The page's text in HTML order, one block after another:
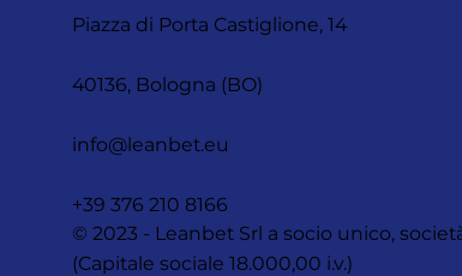
Piazza di Porta Castiglione, 14
40136, Bologna (BO)
info@leanbet.eu
+39 376 210 8166
© 2023 - Leanbet Srl a socio unico,
(Capitale sociale 18.000,00 i.v.)